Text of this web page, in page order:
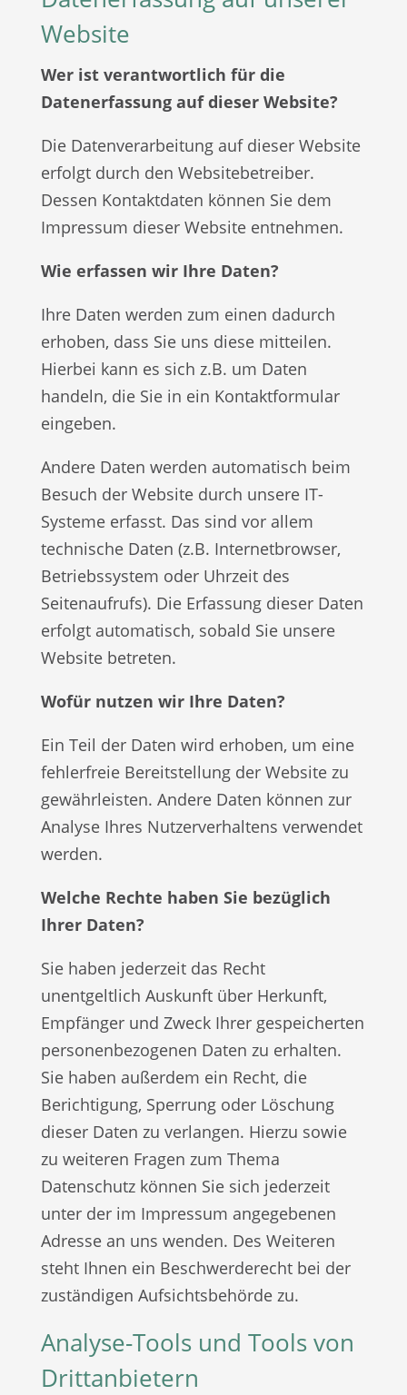
Website
Wer ist verantwortlich für die
Datenerfassung auf dieser Website?
Die Datenverarbeitung auf dieser Website
erfolgt durch den Websitebetreiber.
Dessen Kontaktdaten können Sie dem
Impressum dieser Website entnehmen.
Wie erfassen wir Ihre Daten?
Ihre Daten werden zum einen dadurch
erhoben, dass Sie uns diese mitteilen.
Hierbei kann es sich z.B. um Daten
handeln, die Sie in ein Kontaktformular
eingeben.
Andere Daten werden automatisch beim
Besuch der Website durch unsere IT-
Systeme erfasst. Das sind vor allem
technische Daten (z.B. Internetbrowser,
Betriebssystem oder Uhrzeit des
Seitenaufrufs). Die Erfassung dieser Daten
erfolgt automatisch, sobald Sie unsere
Website betreten.
Wofür nutzen wir Ihre Daten?
Ein Teil der Daten wird erhoben, um eine
fehlerfreie Bereitstellung der Website zu
gewährleisten. Andere Daten können zur
Analyse Ihres Nutzerverhaltens verwendet
werden.
Welche Rechte haben Sie bezüglich
Ihrer Daten?
Sie haben jederzeit das Recht
unentgeltlich Auskunft über Herkunft,
Empfänger und Zweck Ihrer gespeicherten
personenbezogenen Daten zu erhalten.
Sie haben außerdem ein Recht, die
Berichtigung, Sperrung oder Löschung
dieser Daten zu verlangen. Hierzu sowie
zu weiteren Fragen zum Thema
Datenschutz können Sie sich jederzeit
unter der im Impressum angegebenen
Adresse an uns wenden. Des Weiteren
steht Ihnen ein Beschwerderecht bei der
zuständigen Aufsichtsbehörde zu.
Analyse-Tools und Tools von
Drittanbietern